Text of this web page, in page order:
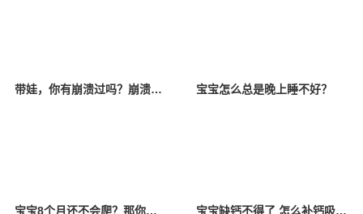
带娃，你有崩溃过吗？崩溃以后该怎么办？ 宝宝怎么总是晚上睡不好？
宝宝8个月还不会爬？那你一定要看看！ 宝宝缺钙不得了 怎么补钙吸收好？